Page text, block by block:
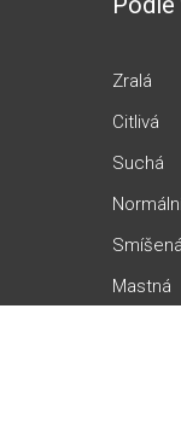
Zralá
Citlivá
Suchá
Smíšená
Mastná